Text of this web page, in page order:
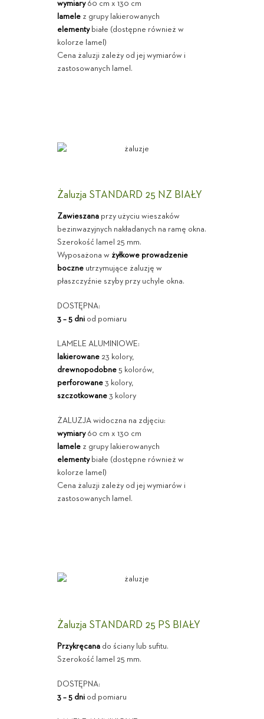
wymiary60 cm x 130 cm
lamelez grupy lakierowanych
elementybiałe (dostępne również w
kolorze lamel)
Cena żaluzji zależy od jej wymiarów i
zastosowanych lamel.
Żaluzja STANDARD 25 NZ BIAŁY
Zawieszanaprzy użyciu wieszaków
bezinwazyjnych nakładanych na ramę okna.
Szerokość lamel 25 mm.
Wyposażona w żyłkowe prowadzenie
boczneutrzymujące żaluzję w
płaszczyźnie szyby przy uchyle okna.
DOSTĘPNA:
3 – 5 dniod pomiaru
LAMELE ALUMINIOWE:
lakierowane23 kolory,
drewnopodobne5 kolorów,
perforowane3 kolory,
szczotkowane3 kolory
ŻALUZJA widoczna na zdjęciu:
wymiary60 cm x 130 cm
lamelez grupy lakierowanych
elementybiałe (dostępne również w
kolorze lamel)
Cena żaluzji zależy od jej wymiarów i
zastosowanych lamel.
Żaluzja STANDARD 25 PS BIAŁY
Przykręcanado ściany lub sufitu.
Szerokość lamel 25 mm.
DOSTĘPNA:
3 – 5 dniod pomiaru